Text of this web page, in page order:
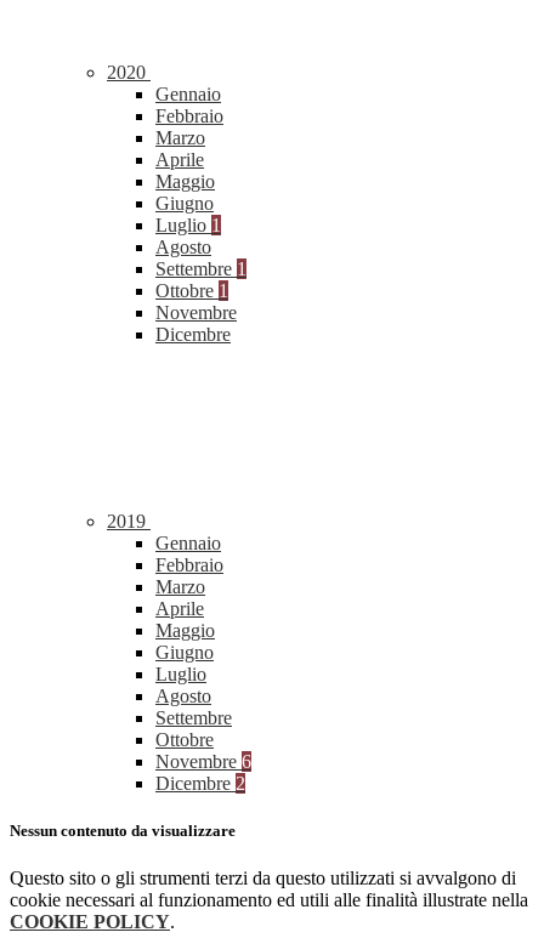
2020
Gennaio
Febbraio
Marzo
Aprile
Maggio
Giugno
Luglio 1
Agosto
Settembre 1
Ottobre 1
Novembre
Dicembre
2019
Gennaio
Febbraio
Marzo
Aprile
Maggio
Giugno
Luglio
Agosto
Settembre
Ottobre
Novembre 6
Dicembre 2
Nessun contenuto da visualizzare
Questo sito o gli strumenti terzi da questo utilizzati si avvalgono di
cookie necessari al funzionamento ed utili alle finalità illustrate nella
COOKIE POLICY.